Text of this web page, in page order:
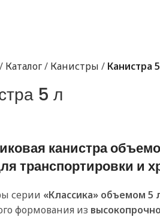
Каталог Канистры Канистра
5 л
канистра
транспортировки и
серии «Классика» объемом 5
формования из